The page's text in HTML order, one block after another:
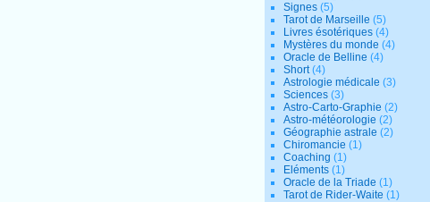
Signes (5)
Tarot de Marseille (5)
Livres ésotériques (4)
Mystères du monde (4)
Oracle de Belline (4)
Short(4)
Astrologie médicale (3)
Sciences (3)
Astro-Carto-Graphie (2)
Astro-météorologie (2)
Géographie astrale (2)
Chiromancie (1)
Coaching (1)
Eléments (1)
Oracle de la Triade (1)
Tarot de Rider-Waite (1)